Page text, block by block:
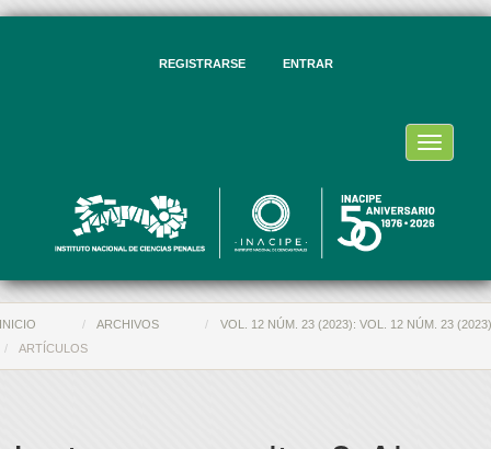
REGISTRARSE ENTRAR
Toggle
INICIO ARCHIVOS
VOL. 12 NÚM. 23 (2023): VOL. 12 NÚM. 23 (2023)
ARTÍCULOS